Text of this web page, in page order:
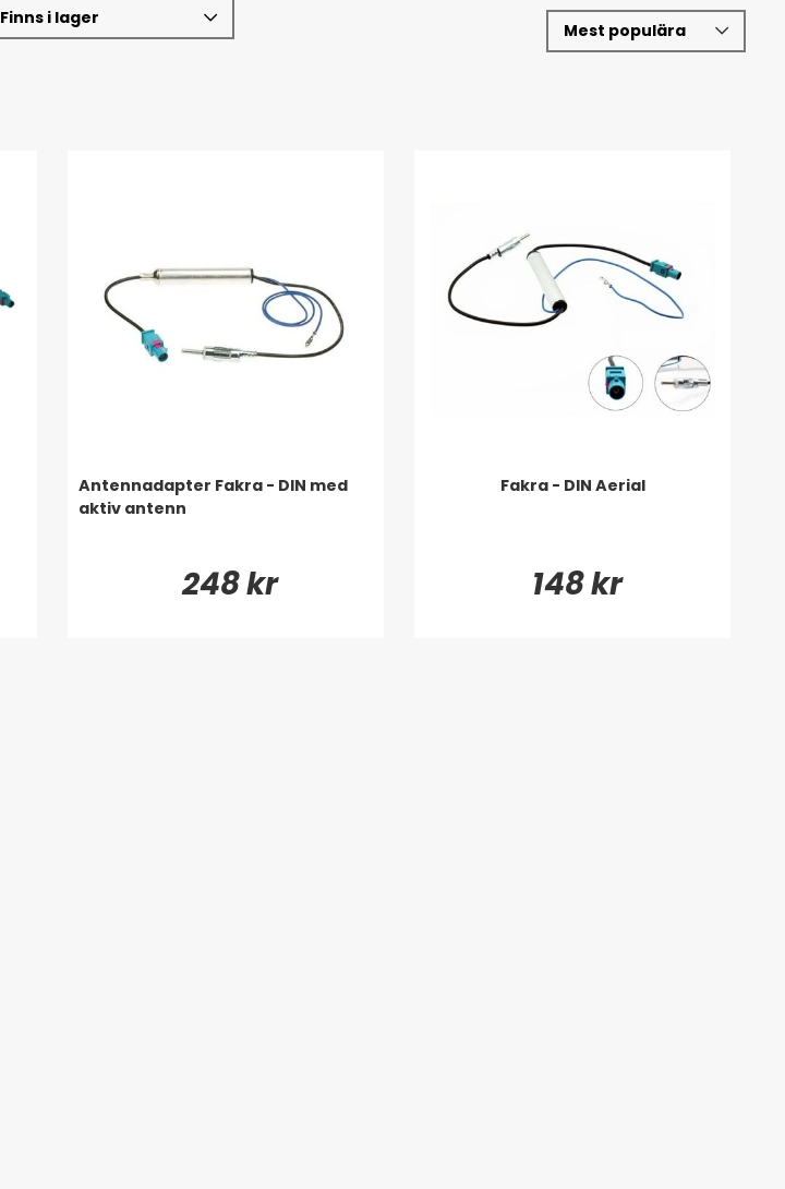
Finns i lager
Antennadapter Fakra - DIN med
aktiv antenn
248 kr
Fakra - DIN Aerial
148 kr